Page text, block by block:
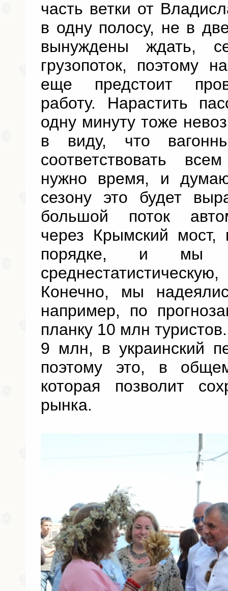
часть ветки от
в одну полосу, не в
вынуждены ждать,
грузопоток, поэтому
еще предстоит
работу. Нарастить
одну минуту тоже
в виду, что
соответствовать
нужно время, и
сезону это будет
большой поток
через Крымский
порядке, и мы
Конечно, мы
например, по
планку 10 млн
9 млн, в украинский
поэтому это, в
которая позволит
рынка.